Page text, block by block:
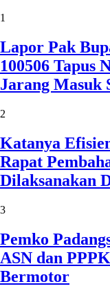
1
Lapor Pak
100506 Tapus
Jarang Masuk
2
Katanya
Rapat
Dilaksanakan
3
Pemko
ASN dan
Bermotor